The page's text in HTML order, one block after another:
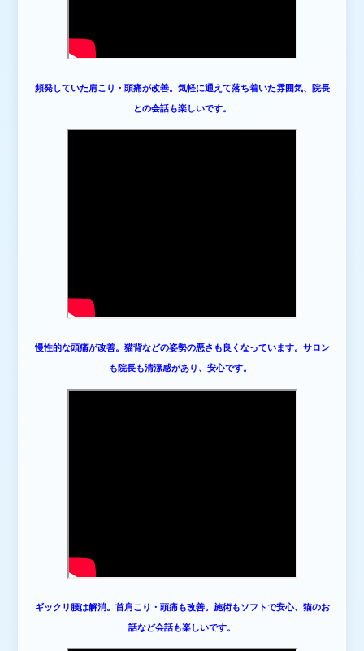
頻発していた肩こり・頭痛が改善。気軽に通えて落ち着いた雰囲気、院長
との会話も楽しいです。
慢性的な頭痛が改善。猫背などの姿勢の悪さも良くなっています。サロン
も院長も清潔感があり、安心です。
ギックリ腰は解消。首肩こり・頭痛も改善。施術もソフトで安心、猫のお
話など会話も楽しいです。